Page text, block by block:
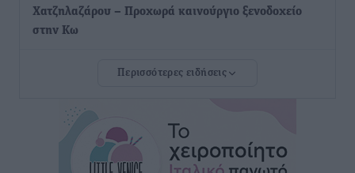
Χατζηλαζάρου – Προχωρά καινούργιο ξενοδοχείο
στην Κω
Μαστιχάρι – Αναποδογύρισε όχημα με μητέρα και
5χρονο παιδί
Τοπικές Ειδήσεις πριν 3 ώρες
Περισσότερες ειδήσεις